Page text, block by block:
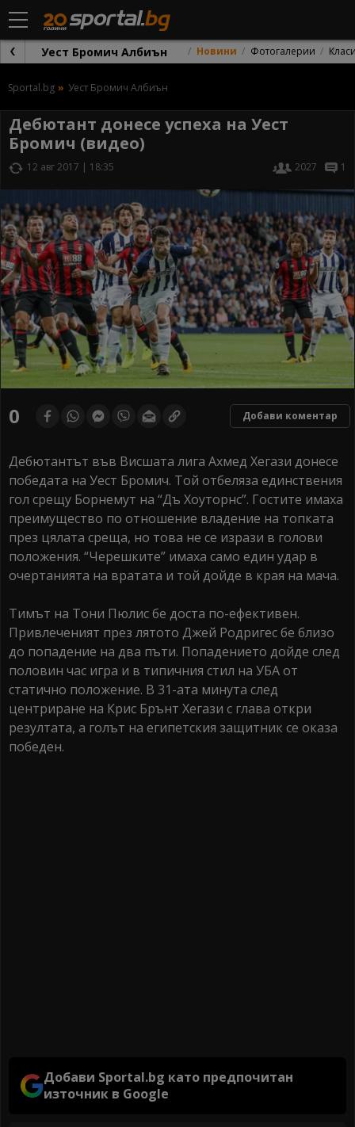
Уест Бромич Албиън Новини Фотогалерии
Sportal.bg Уест Бромич Албиън
Дебютант донесе успеха на Уест
Бромич (видео)
12 авг 2017 | 18:35 2027 1
0 Добави коментар
Дебютантът във Висшата лига Ахмед Хегази донесе
победата на Уест Бромич. Той отбеляза единствения
гол срещу Борнемут на “Дъ Хоуторнс”. Гостите имаха
преимущество по отношение владение на топката
през цялата среща, но това не се изрази в голови
положения. “Черешките” имаха само един удар в
очертанията на вратата и той дойде в края на мача.
Тимът на Тони Пюлис бе доста по-ефективен.
Привлеченият през лятото Джей Родригес бе близо
до попадение на два пъти. Попадението дойде след
половин час игра и в типичния стил на УБА от
статично положение. В 31-ата минута след
центриране на Крис Брънт Хегази с глава откри
резултата, а голът на египетския защитник се оказа
победен.
Добави Sportal.bg като предпочитан
източник в Google